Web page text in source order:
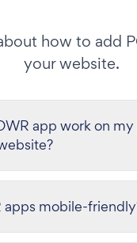
how to add
your website.
app work on my
apps mobile-